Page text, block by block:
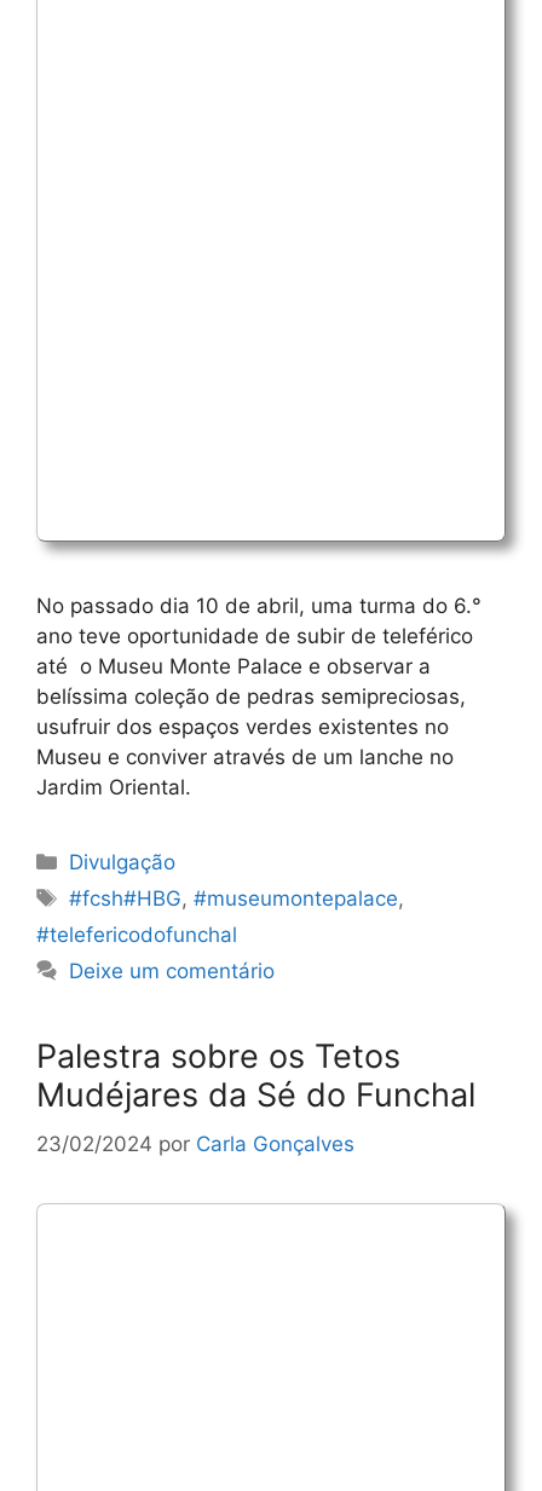
No passado dia 10 de abril, uma turma do 6.°
ano teve oportunidade de subir de teleférico
até o Museu Monte Palace e observar a
belíssima coleção de pedras semipreciosas,
usufruir dos espaços verdes existentes no
Museu e conviver através de um lanche no
Jardim Oriental.
Categorias
Divulgação
Etiquetas
#fcsh#HBG,#museumontepalace,
#telefericodofunchal
Deixe um comentário
Palestra sobre os Tetos
Mudéjares da Sé do Funchal
23/02/2024 por Carla Gonçalves